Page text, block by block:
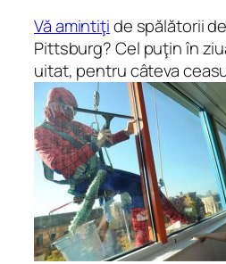
Vă amintiţide spălătorii
Pittsburg? Cel puţin în
uitat, pentru câteva